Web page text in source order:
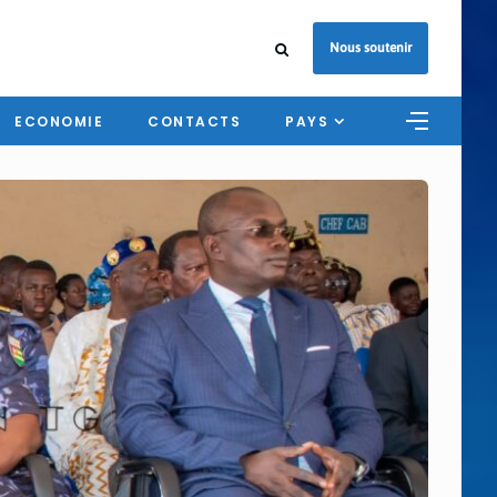
Nous soutenir
ECONOMIE CONTACTS PAYS